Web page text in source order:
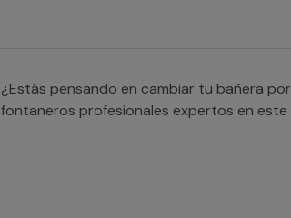
¿Estás pensando en cambiar tu bañera
fontaneros profesionales expertos en este